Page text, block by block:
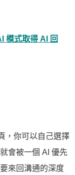
模式取得 AI 回
，你可以自己選擇
會被一個 AI 優先
來回溝通的深度